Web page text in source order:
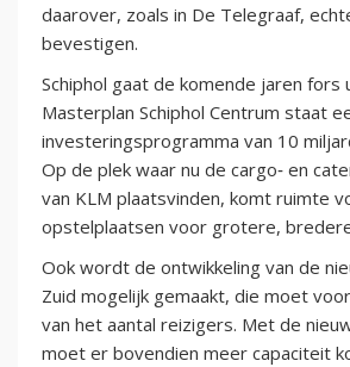
daarover, zoals in De Telegraaf,
bevestigen.
Schiphol gaat de komende jaren fors
Masterplan Schiphol Centrum staat
investeringsprogramma van 10
Op de plek waar nu de cargo‑ en
van KLM plaatsvinden, komt ruimte
opstelplaatsen voor grotere,
Ook wordt de ontwikkeling van de
Zuid mogelijk gemaakt, die moet
van het aantal reizigers. Met de
moet er bovendien meer capaciteit